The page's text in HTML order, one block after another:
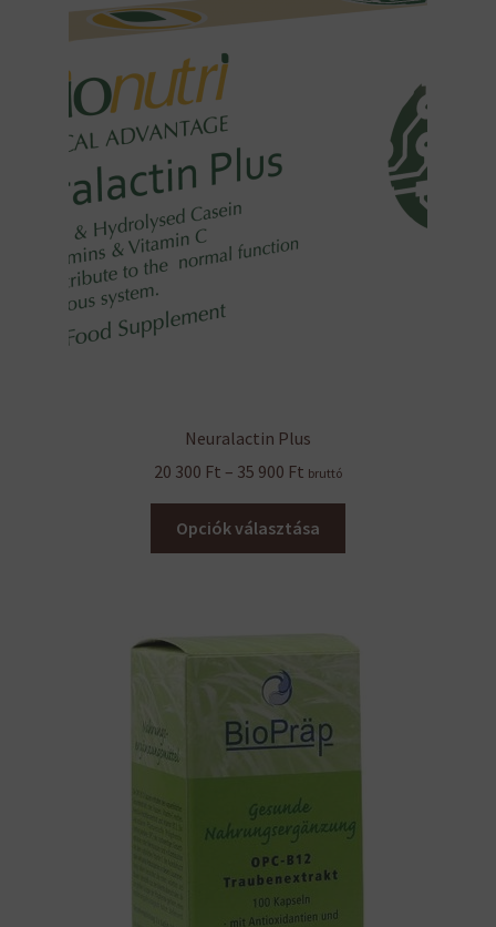
Neuralactin Plus
20 300 Ft – 35 900 Ft Ártartomány:
20
300 Ft
-
bruttó
Opciók választása
ki